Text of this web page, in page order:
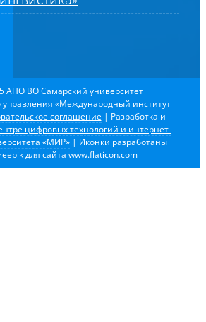
АНО ВО Самарский университет
управления «Международный институт
соглашение | Разработка и
цифровых технологий и интернет-
«МИР»| Иконки разработаны
для сайта www.flaticon.com